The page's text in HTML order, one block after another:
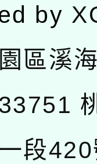
by
區溪
段420